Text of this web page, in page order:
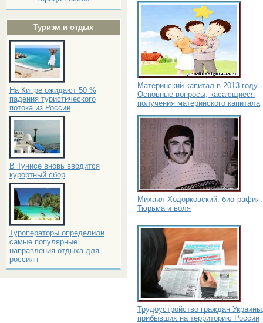
Туризм и отдых
На Кипре ожидают 50 %
падения туристического
потока из России
В Тунисе вновь вводится
курортный сбор
Туроператоры определили
самые популярные
направления отдыха для
россиян
Материнский капитал в 2013 году.
Основные вопросы, касающиеся
получения материнского капитала
Михаил Ходорковский: биография.
Тюрьма и воля
Трудоустройство граждан
прибывших на территорию России